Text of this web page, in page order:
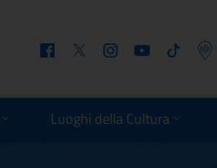
FacebookTwitter InstagramYoutube Tiktok Podcast
Luoghi della Cultura